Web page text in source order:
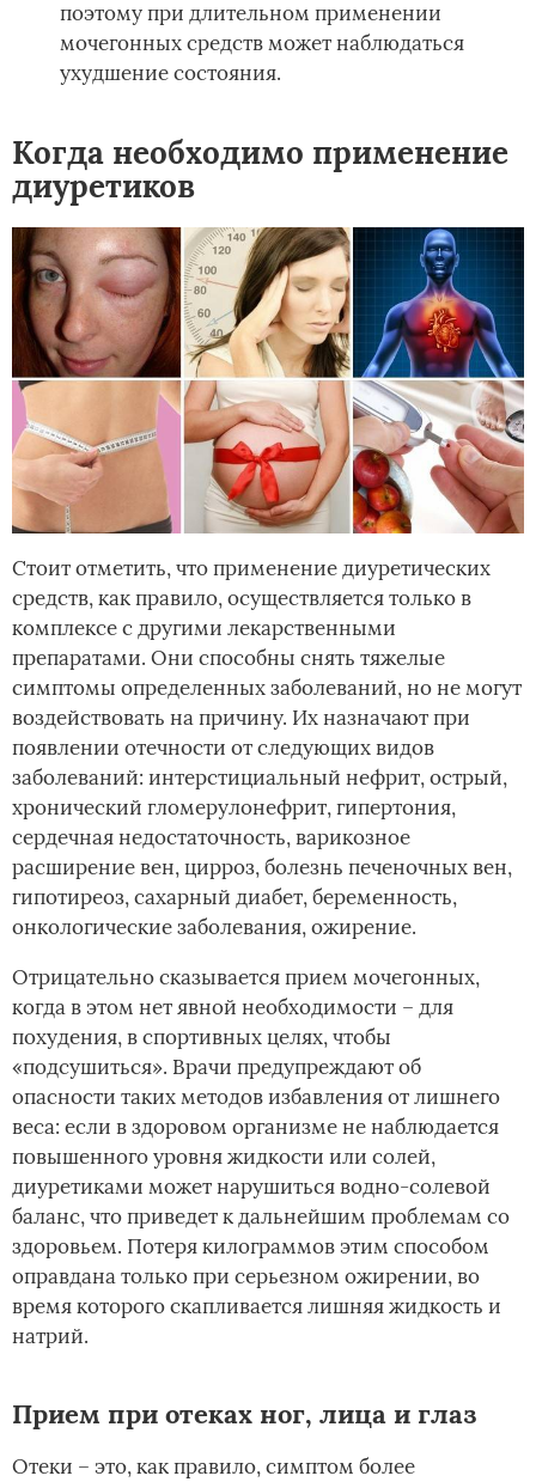
поэтому при длительном применении
мочегонных средств может наблюдаться
ухудшение состояния.
Когда необходимо применение
диуретиков
Стоит отметить, что применение диуретических
средств, как правило, осуществляется только в
комплексе с другими лекарственными
препаратами. Они способны снять тяжелые
симптомы определенных заболеваний, но не могут
воздействовать на причину. Их назначают при
появлении отечности от следующих видов
заболеваний: интерстициальный нефрит, острый,
хронический гломерулонефрит, гипертония,
сердечная недостаточность, варикозное
расширение вен, цирроз, болезнь печеночных вен,
гипотиреоз, сахарный диабет, беременность,
онкологические заболевания, ожирение.
Отрицательно сказывается прием мочегонных,
когда в этом нет явной необходимости – для
похудения, в спортивных целях, чтобы
«подсушиться». Врачи предупреждают об
опасности таких методов избавления от лишнего
веса: если в здоровом организме не наблюдается
повышенного уровня жидкости или солей,
диуретиками может нарушиться водно-солевой
баланс, что приведет к дальнейшим проблемам со
здоровьем. Потеря килограммов этим способом
оправдана только при серьезном ожирении, во
время которого скапливается лишняя жидкость и
натрий.
Прием при отеках ног, лица и глаз
Отеки – это, как правило, симптом более